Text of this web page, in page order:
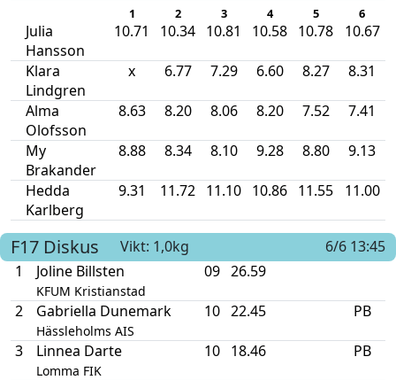
1 2 3 4 5 6
Julia
Hansson
10.71 10.34 10.81 10.58 10.78 10.67
Klara
Lindgren
x 6.77 7.29 6.60 8.27 8.31
Alma
Olofsson
8.63 8.20 8.06 8.20 7.52 7.41
My
Brakander
8.88 8.34 8.10 9.28 8.80 9.13
Hedda
Karlberg
9.31 11.72 11.10 10.86 11.55 11.00
F17 Diskus Vikt: 1,0kg
6/6 13:45
1
Joline Billsten
KFUM Kristianstad
09 26.59
2 Gabriella Dunemark
Hässleholms AIS
10 22.45 PB
3 Linnea Darte
Lomma FIK
10 18.46 PB